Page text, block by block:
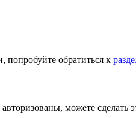
обратиться к
можете сделать